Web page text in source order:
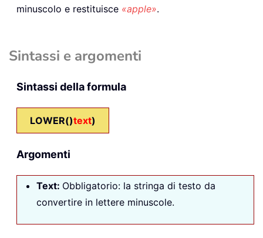
minuscolo e restituisce «apple».
Sintassi e argomenti
Sintassi della formula
LOWER()text)
Argomenti
Text: Obbligatorio: la stringa di testo da
convertire in lettere minuscole.